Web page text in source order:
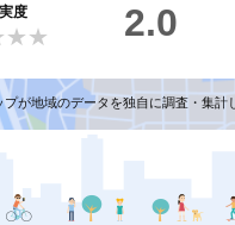
度 2.0
が地域のデータを独自に調査・集計